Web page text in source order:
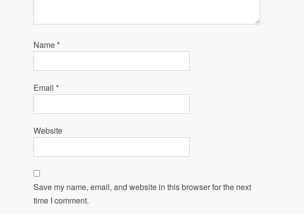
Name *
Email *
Website
Save my name, email, and website in this browser for the next
time I comment.